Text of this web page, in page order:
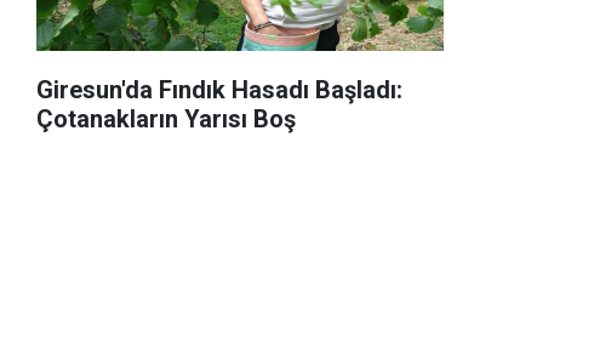
Giresun'da Fındık Hasadı Başladı:
Çotanakların Yarısı Boş